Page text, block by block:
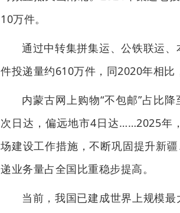
10万件。
通过中转集拼集运、公铁联运
件投递量约610万件，同2020年相比
内蒙古网上购物“不包邮”占比
次日达，偏远地市4日达……2025年
场建设工作措施，不断巩固提升新
递业务量占全国比重稳步提高。
当前，我国已建成世界上规模